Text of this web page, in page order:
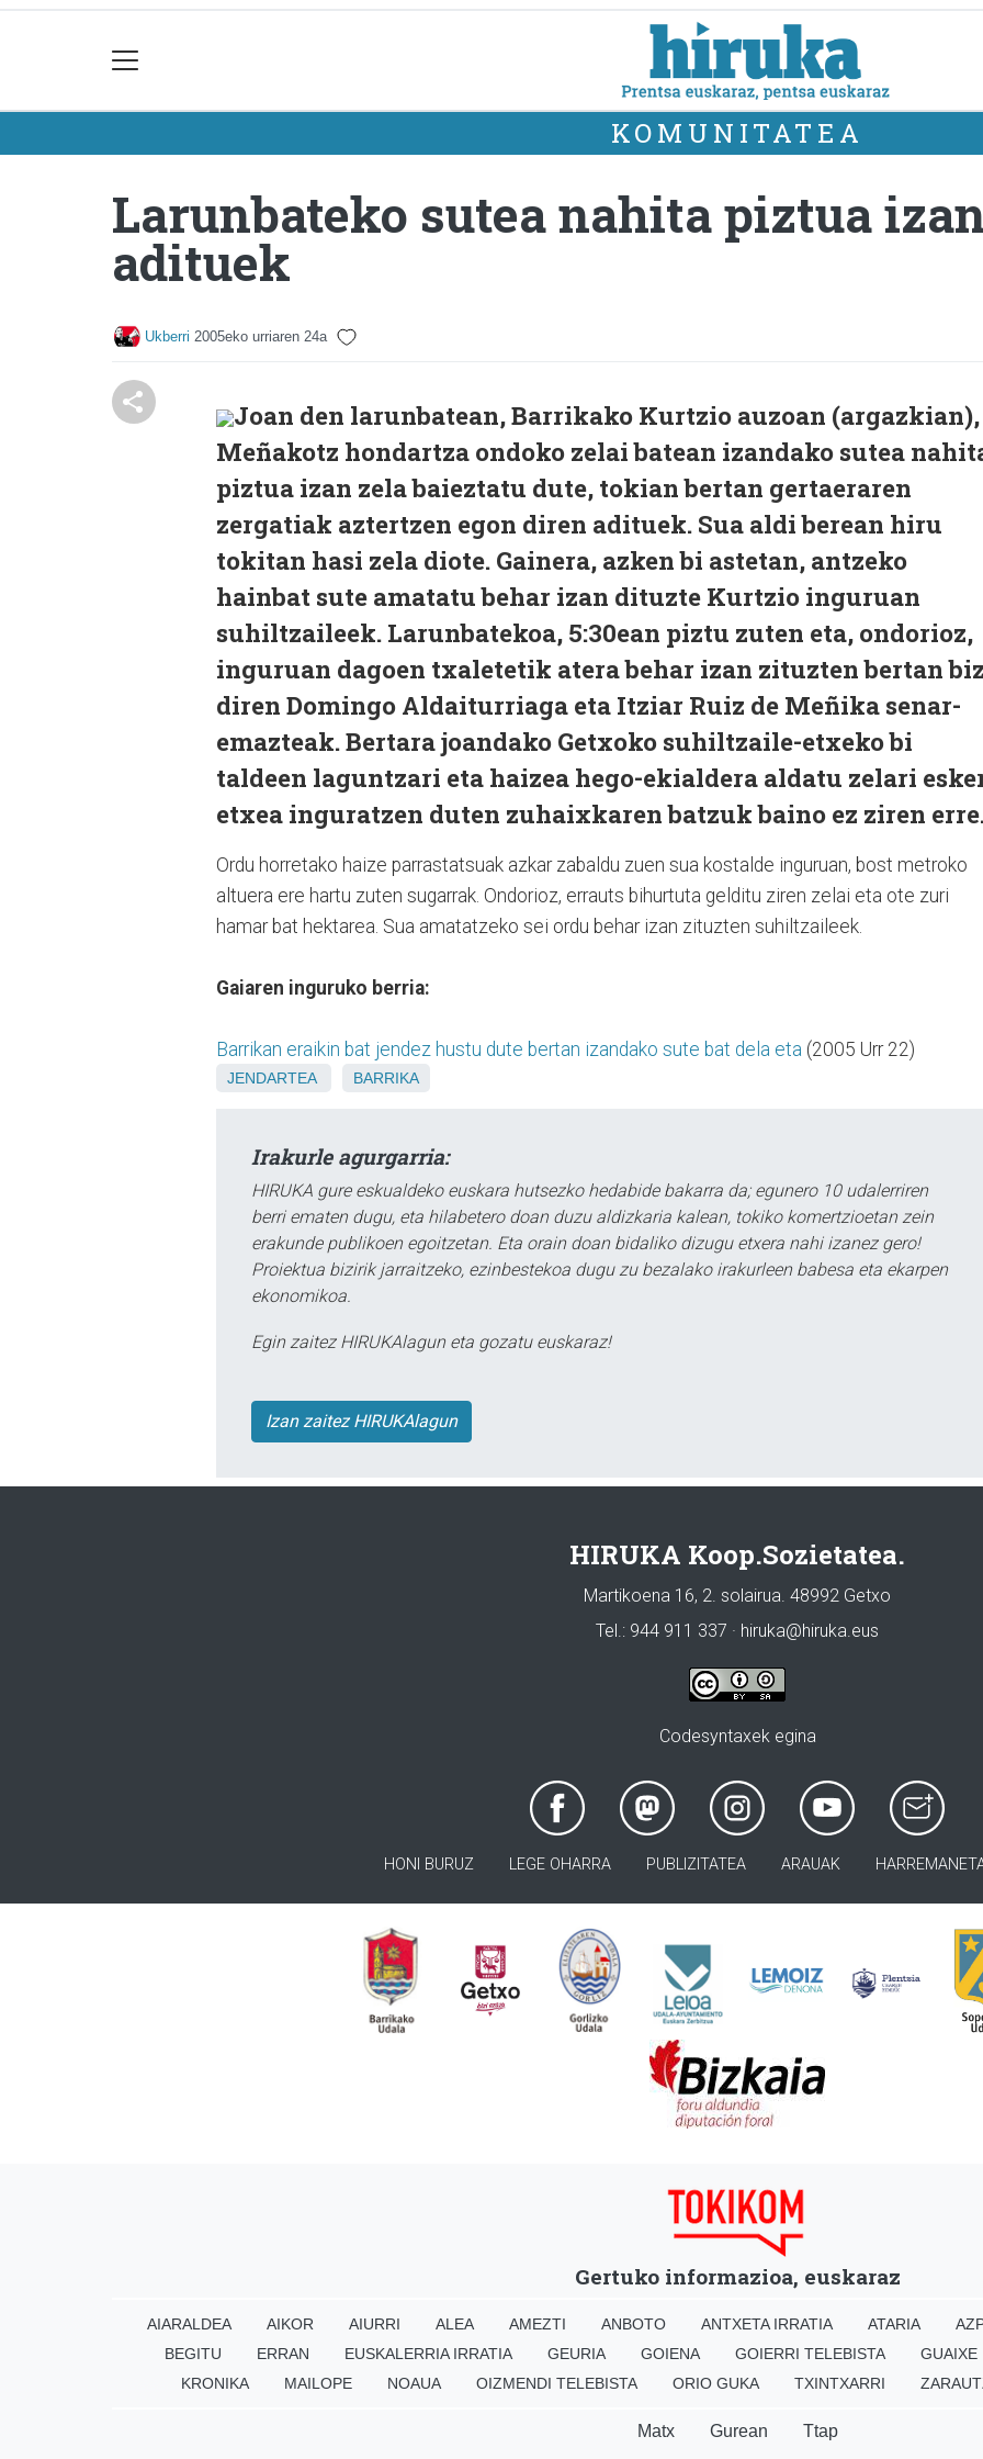
KOMUNITATEA
Larunbateko sutea nahita piztua
adituek
Ukberri 2005eko urriaren 24a
Joan den larunbatean, Barrikako Kurtzio auzoan (argazkian),
Meñakotz hondartza ondoko zelai batean izandako sutea
piztua izan zela baieztatu dute, tokian bertan gertaeraren
zergatiak aztertzen egon diren adituek. Sua aldi berean hiru
tokitan hasi zela diote. Gainera, azken bi astetan, antzeko
hainbat sute amatatu behar izan dituzte Kurtzio inguruan
suhiltzaileek. Larunbatekoa, 5:30ean piztu zuten eta, ondorioz,
inguruan dagoen txaletetik atera behar izan zituzten bertan
diren Domingo Aldaiturriaga eta Itziar Ruiz de Meñika senar-
emazteak. Bertara joandako Getxoko suhiltzaile-etxeko bi
taldeen laguntzari eta haizea hego-ekialdera aldatu zelari
etxea inguratzen duten zuhaixkaren batzuk baino ez ziren
Ordu horretako haize parrastatsuak azkar zabaldu zuen sua kostalde inguruan, bost metroko
altuera ere hartu zuten sugarrak. Ondorioz, errauts bihurtuta gelditu ziren zelai eta ote zuri
hamar bat hektarea. Sua amatatzeko sei ordu behar izan zituzten suhiltzaileek.
Gaiaren inguruko berria:
Barrikan eraikin bat jendez hustu dute bertan izandako sute bat dela eta (2005 Urr 22)
JENDARTEA BARRIKA
Irakurle agurgarria:
HIRUKA gure eskualdeko euskara hutsezko hedabide bakarra da; egunero 10 udalerriren
berri ematen dugu, eta hilabetero doan duzu aldizkaria kalean, tokiko komertzioetan zein
erakunde publikoen egoitzetan. Eta orain doan bidaliko dizugu etxera nahi izanez gero!
Proiektua bizirik jarraitzeko, ezinbestekoa dugu zu bezalako irakurleen babesa eta ekarpen
ekonomikoa.
Egin zaitez HIRUKAlagun eta gozatu euskaraz!
Izan zaitez HIRUKAlagun
HIRUKA Koop.Sozietatea.
Martikoena 16, 2. solairua. 48992 Getxo
Tel.: 944 911 337 · hiruka@hiruka.eus
Codesyntaxek egina
HONI BURUZ LEGE OHARRA PUBLIZITATEA ARAUAK
Gertuko informazioa, euskaraz
AIARALDEA AIKOR AIURRI ALEA AMEZTI ANBOTO ANTXETA IRRATIA ATARIA
BEGITU
ERRAN EUSKALERRIA IRRATIA GEURIA GOIENA GOIERRI TELEBISTA GUAIXE
KRONIKA
MAILOPE NOAUA OIZMENDI TELEBISTA ORIO GUKA TXINTXARRI
Matx Gurean Ttap